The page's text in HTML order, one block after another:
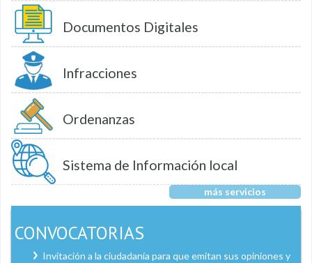
Documentos Digitales
Infracciones
Ordenanzas
Sistema de Información local
más servicios
CONVOCATORIAS
Invitación a la ciudadanía para que emitan sus opiniones y